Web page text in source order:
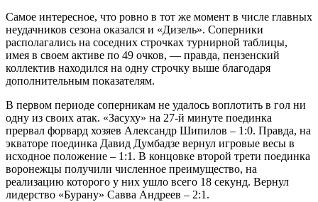
Самое интересное, что ровно в тот же момент в числе главных
неудачников сезона оказался и «Дизель». Соперники
располагались на соседних строчках турнирной таблицы,
имея в своем активе по 49 очков, — правда, пензенский
коллектив находился на одну строчку выше благодаря
дополнительным показателям.
В первом периоде соперникам не удалось воплотить в гол ни
одну из своих атак. «Засуху» на 27-й минуте поединка
прервал форвард хозяев Александр Шипилов – 1:0. Правда, на
экваторе поединка Давид Думбадзе вернул игровые весы в
исходное положение – 1:1. В концовке второй трети поединка
воронежцы получили численное преимущество, на
реализацию которого у них ушло всего 18 секунд. Вернул
лидерство «Бурану» Савва Андреев – 2:1.